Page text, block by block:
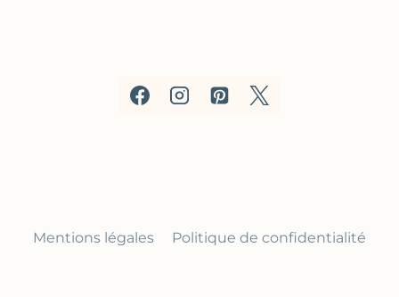
Mentions légales Politique de confidentialité